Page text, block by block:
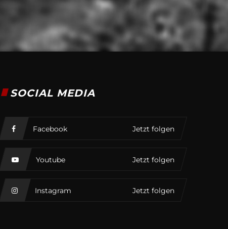
SOCIAL MEDIA
Facebook Jetzt folgen
Youtube Jetzt folgen
Instagram Jetzt folgen